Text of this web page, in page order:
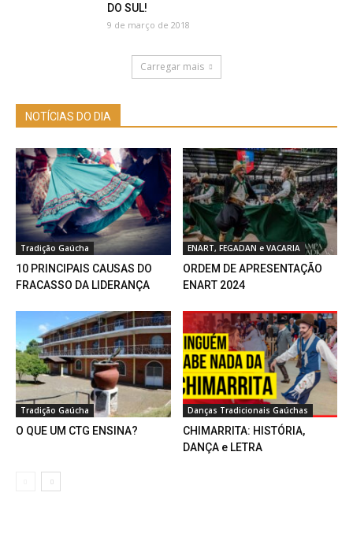
DO SUL!
9 de março de 2018
Carregar mais
NOTÍCIAS DO DIA
Tradição Gaúcha
10 PRINCIPAIS CAUSAS DO
FRACASSO DA LIDERANÇA
ENART, FEGADAN e VACARIA
ORDEM DE APRESENTAÇÃO
ENART 2024
Tradição Gaúcha
O QUE UM CTG ENSINA?
Danças Tradicionais Gaúchas
CHIMARRITA: HISTÓRIA,
DANÇA e LETRA